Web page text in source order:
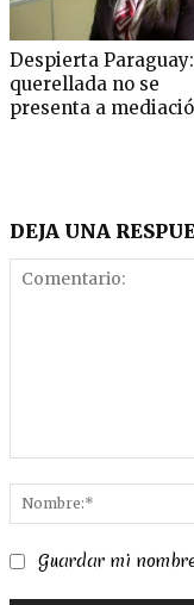
Despierta Paraguay:
querellada no se
presenta a
DEJA UNA
Guardar mi